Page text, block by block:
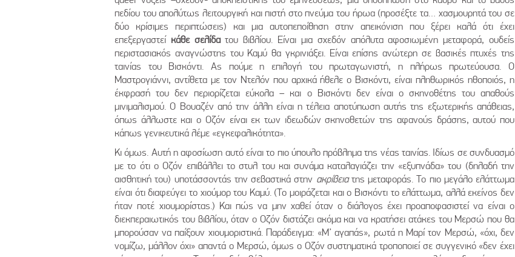
πεδίου του απολύτως λειτουργική και πιστή στο πνεύμα του ήρωα (προσέξτε τα… χασμουρητά του σε
δύο κρίσιμες περιπτώσεις) και μια αυτοπεποίθηση στην απεικόνιση που ξέρει καλά ότι έχει
επεξεργαστεί κάθε σελίδατου βιβλίου. Είναι μια σχεδόν απόλυτα αφοσιωμένη μεταφορά, ουδείς
περιστασιακός αναγνώστης του Καμύ θα γκρινιάξει. Είναι επίσης ανώτερη σε βασικές πτυχές της
ταινίας του Βισκόντι. Ας πούμε η επιλογή του πρωταγωνιστή, η πλήρως πρωτεύουσα. Ο
Μαστρογιάννι, αντίθετα με τον Ντελόν που αρχικά ήθελε ο Βισκόντι, είναι πληθωρικός ηθοποιός, η
έκφρασή του δεν περιορίζεται εύκολα – και ο Βισκόντι δεν είναι ο σκηνοθέτης του απαθούς
μινιμαλισμού. Ο Βουαζέν από την άλλη είναι η τέλεια αποτύπωση αυτής της εξωτερικής απάθειας,
όπως άλλωστε και ο Οζόν είναι εκ των ιδεωδών σκηνοθετών της αφανούς δράσης, αυτού που
κάπως γενικευτικά λέμε «εγκεφαλικότητα».
Κι όμως. Αυτή η αφοσίωση αυτό είναι το πιο ύπουλο πρόβλημα της νέας ταινίας. Ιδίως σε συνδυασμό
με το ότι ο Οζόν επιβάλλει το στυλ του και συνάμα καταλαγιάζει την «εξυπνάδα» του (δηλαδή την
αισθητική του) υποτάσσοντάς την σεβαστικά στην ακρίβειατης μεταφοράς. Το πιο μεγάλο ελάττωμα
είναι ότι διαφεύγει το χιούμορ του Καμύ. (Το μοιράζεται και ο Βισκόντι το ελάττωμα, αλλά εκείνος δεν
ήταν ποτέ χιουμορίστας.) Και πώς να μην χαθεί όταν ο διάλογος έχει προαποφασιστεί να είναι ο
διεκπεραιωτικός του βιβλίου, όταν ο Οζόν διστάζει ακόμα και να κρατήσει ατάκες του Μερσώ που θα
μπορούσαν να παίξουν χιουμοριστικά. Παράδειγμα: «Μ’ αγαπάς», ρωτά η Μαρί τον Μερσώ, «όχι, δεν
νομίζω, μάλλον όχι» απαντά ο Μερσώ, όμως ο Οζόν συστηματικά τροποποιεί σε συγγενικό «δεν έχει